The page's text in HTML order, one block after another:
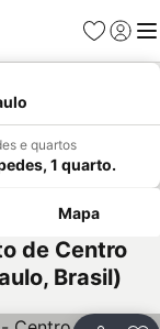
Favoritos
Iniciar
e quartos
1 quarto.
Mapa
de Centro
Brasil)